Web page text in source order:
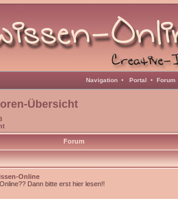
Navigation • Portal • Forum
Übersicht
Forum
Online
Dann bitte erst hier lesen!!